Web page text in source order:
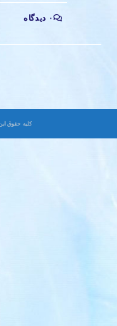
۰ دیدگاه
کلیه حقوق